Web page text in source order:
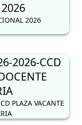
2026
2026-CCD
PLAZA VACANTE